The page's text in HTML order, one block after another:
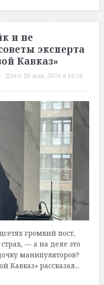
и не
эксперта
Кавказ»
Дата: 30 мая, 2026 в 18:10
громкий пост,
— а на деле это
манипуляторов?
Кавказ» рассказал...